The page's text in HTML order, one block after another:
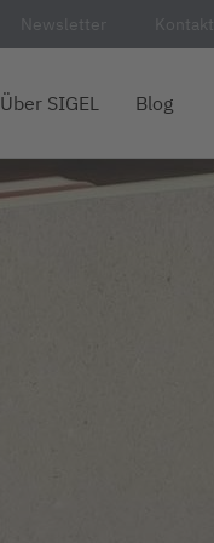
Newsletter Kontakt
Über SIGEL Blog